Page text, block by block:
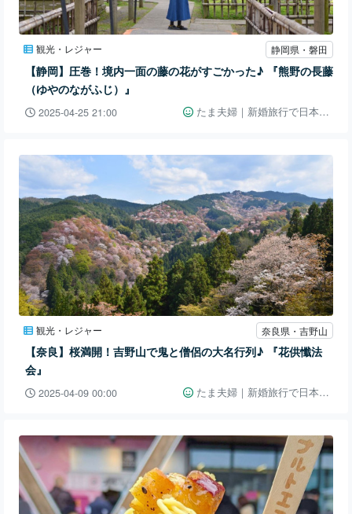
観光・レジャー 静岡県・磐田
【静岡】圧巻！境内一面の藤の花がすごかった♪ 『熊野の長藤
（ゆやのながふじ）』
2025-04-25 21:00 たま夫婦｜新婚旅行で日本一周👫🚗
観光・レジャー 奈良県・吉野山
【奈良】桜満開！吉野山で鬼と僧侶の大名行列♪ 『花供懺法
会』
2025-04-09 00:00 たま夫婦｜新婚旅行で日本一周👫🚗